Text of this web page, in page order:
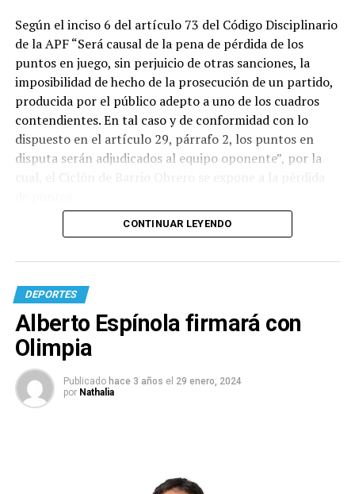
Según el inciso 6 del artículo 73 del Código Disciplinario
de la APF “Será causal de la pena de pérdida de los
puntos en juego, sin perjuicio de otras sanciones, la
imposibilidad de hecho de la prosecución de un partido,
producida por el público adepto a uno de los cuadros
contendientes. En tal caso y de conformidad con lo
dispuesto en el artículo 29, párrafo 2, los puntos en
disputa serán adjudicados al equipo oponente”, por la
CONTINUAR LEYENDO
DEPORTES
Alberto Espínola firmará con
Olimpia
Publicado hace 3 años el 29 enero, 2024
por Nathalia